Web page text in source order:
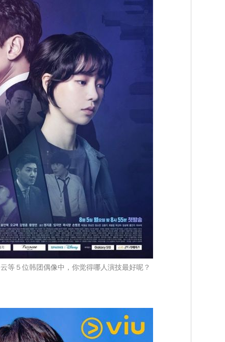
等５位韩团偶像中，你觉得哪人演技最好呢？